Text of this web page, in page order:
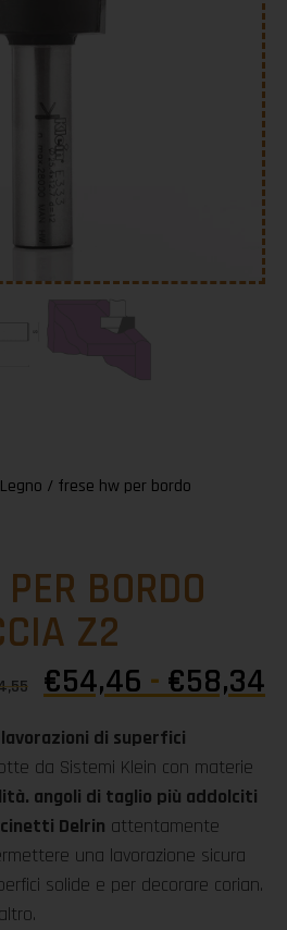
/ frese hw per bordo
BORDO
Z2
€54,46 - €58,34
di superfici
da Sistemi Klein con materie
angoli di taglio più addolciti
Delrin attentamente
una lavorazione sicura
solide e per decorare corian.